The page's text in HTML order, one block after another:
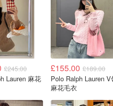
£245.00
Lauren 麻花
£155.00 £189.00
Polo Ralph Lauren V
麻花毛衣